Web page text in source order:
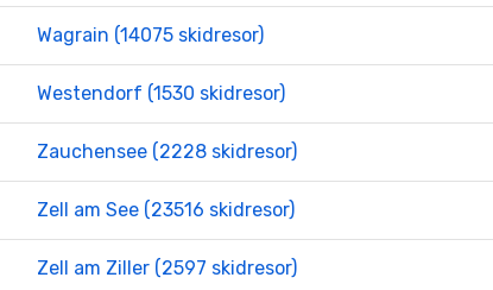
Wagrain (14075 skidresor)
Westendorf (1530 skidresor)
Zauchensee (2228 skidresor)
Zell am See (23516 skidresor)
Zell am Ziller (2597 skidresor)